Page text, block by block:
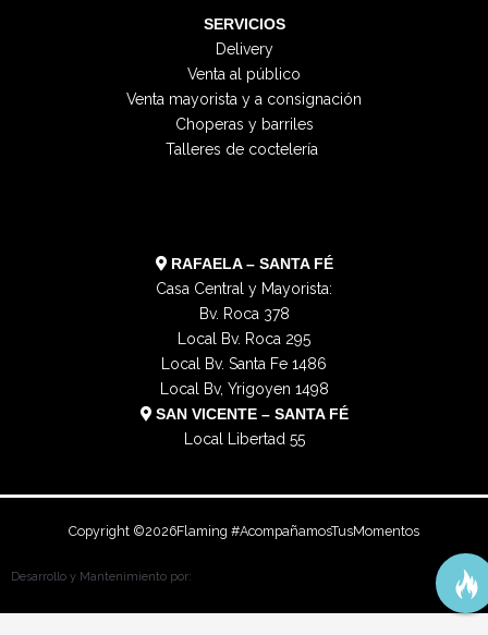
t
e
l
o
p
e
SERVICIOS
Delivery
Venta al público
Venta mayorista y a consignación
Choperas y barriles
Talleres de coctelería
RAFAELA – SANTA FÉ
Casa Central y Mayorista:
Bv. Roca 378
Local Bv. Roca 295
Local Bv. Santa Fe 1486
Local Bv, Yrigoyen 1498
SAN VICENTE – SANTA FÉ
Local Libertad 55
Copyright ©2026Flaming #AcompañamosTusMomentos
Desarrollo y Mantenimiento por: